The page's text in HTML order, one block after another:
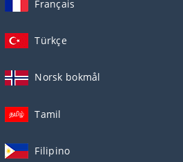
Français
Türkçe
Norsk bokmål
Tamil
Filipino